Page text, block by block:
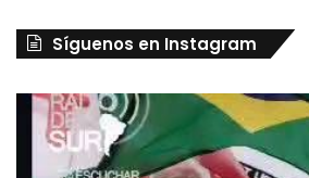
Síguenos en Instagram